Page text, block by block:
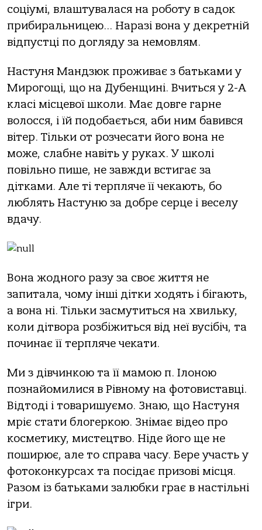
соціумі, влаштувалася на роботу в садок
прибиральницею… Наразі вона у декретній
відпустці по догляду за немовлям.
Настуня Мандзюк проживає з батьками у
Мирогощі, що на Дубенщині. Вчиться у 2-А
класі місцевої школи. Має довге гарне
волосся, і їй подобається, аби ним бавився
вітер. Тільки от розчесати його вона не
може, слабне навіть у руках. У школі
повільно пише, не завжди встигає за
дітками. Але ті терпляче її чекають, бо
люблять Настуню за добре серце і веселу
вдачу.
Вона жодного разу за своє життя не
запитала, чому інші дітки ходять і бігають,
а вона ні. Тільки засмутиться на хвильку,
коли дітвора розбіжиться від неї вусібіч, та
починає її терпляче чекати.
Ми з дівчинкою та її мамою п. Ілоною
познайомилися в Рівному на фотовиставці.
Відтоді і товаришуємо. Знаю, що Настуня
мріє стати блогеркою. Знімає відео про
косметику, мистецтво. Ніде його ще не
поширює, але то справа часу. Бере участь у
фотоконкурсах та посідає призові місця.
Разом із батьками залюбки грає в настільні
ігри.